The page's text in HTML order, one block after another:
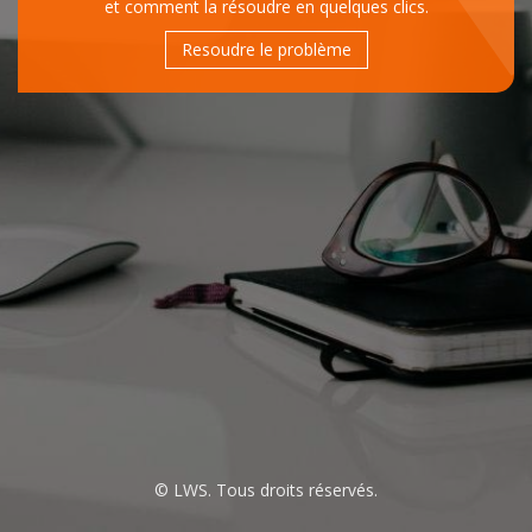
et comment la résoudre en quelques clics.
Resoudre le problème
© LWS. Tous droits réservés.